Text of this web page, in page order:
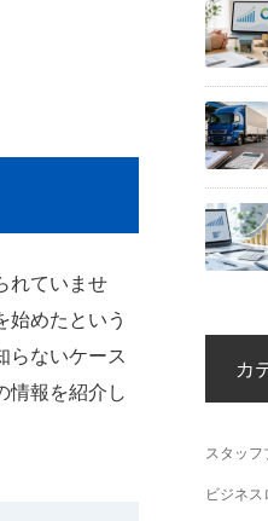
れていませ
めたという
らないケース
情報を紹介し
カ
スタッフ
ビジネス